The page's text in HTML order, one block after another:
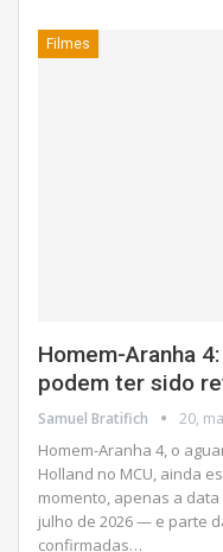
Filmes
Homem-Aranha
podem ter sido
Samuel Bratifich 20,
Homem-Aranha 4, o
Holland no MCU, ainda
momento, apenas a
julho de 2026 — e parte
confirmadas…